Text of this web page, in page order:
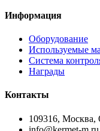
Информация
Оборудование
Используемые
Система
Награды
Контакты
109316, Москва,